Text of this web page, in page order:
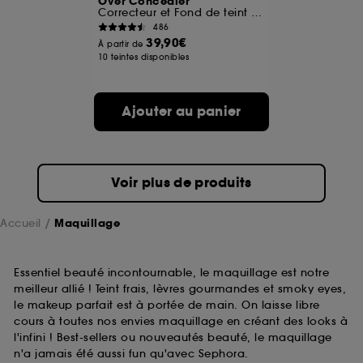
Correcteur et Fond de teint 2 en 1
486
À partir de39,90€
10 teintes disponibles
Ajouter au panier
Voir plus de produits
Accueil Maquillage
Essentiel beauté incontournable, le maquillage est notre
meilleur allié ! Teint frais, lèvres gourmandes et smoky eyes,
le makeup parfait est à portée de main. On laisse libre
cours à toutes nos envies maquillage en créant des looks à
l'infini ! Best-sellers ou nouveautés beauté, le maquillage
n'a jamais été aussi fun qu'avec Sephora.
A l'exception des cookies techniques, le dépôt et la
lecture de ces traceurs requiert votre accord. Vous
pouvez personnaliser vos choix concernant le dépôt
choix" ci-dessous ou décider de "tout accepter".
Sephora pourra associer les informations de
navigation collectées par ces Cookies, pour les
sur "continuer sans accepter". Voous pouvez à tout
moment choisir de retirer votrte consentement. Si vous
souhaitez obtenir plus d'information sur les cookies